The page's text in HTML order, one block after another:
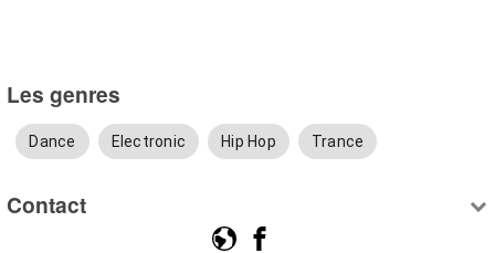
Les genres
Dance Electronic Hip Hop Trance
Contact